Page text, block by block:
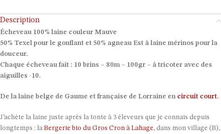
Description
Écheveau 100% laine couleur Mauve
50% Texel pour le gonflant et 50% agneau Est à laine mérinos pour la
douceur.
Chaque écheveau fait : 10 brins – 80m – 100gr – à tricoter avec des
aiguilles -10.
De la laine belge de Gaume et française de Lorraine en circuit court.
J’achète la laine juste après la tonte à 3 éleveurs que je connais depuis
longtemps : la Bergerie bio du Gros Cron à Lahage, dans mon village (B),